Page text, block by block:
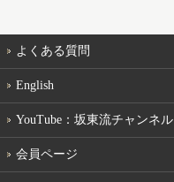
よくある質問
English
YouTube：坂東流チャンネル
会員ページ